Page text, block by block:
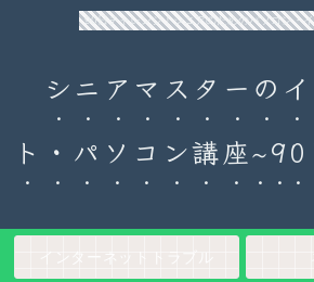
90日チャレンジ！シニアのためのパソコン・
シニアマスターの
ト・パソコン講座